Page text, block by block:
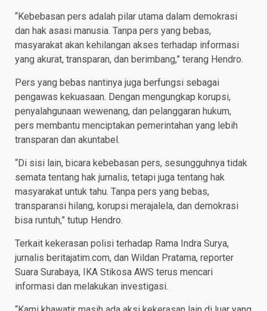
“Kebebasan pers adalah pilar utama dalam demokrasi
dan hak asasi manusia. Tanpa pers yang bebas,
masyarakat akan kehilangan akses terhadap informasi
yang akurat, transparan, dan berimbang,” terang Hendro.
Pers yang bebas nantinya juga berfungsi sebagai
pengawas kekuasaan. Dengan mengungkap korupsi,
penyalahgunaan wewenang, dan pelanggaran hukum,
pers membantu menciptakan pemerintahan yang lebih
transparan dan akuntabel.
“Di sisi lain, bicara kebebasan pers, sesungguhnya tidak
semata tentang hak jurnalis, tetapi juga tentang hak
masyarakat untuk tahu. Tanpa pers yang bebas,
transparansi hilang, korupsi merajalela, dan demokrasi
bisa runtuh,” tutup Hendro.
Terkait kekerasan polisi terhadap Rama Indra Surya,
jurnalis beritajatim.com, dan Wildan Pratama, reporter
Suara Surabaya, IKA Stikosa AWS terus mencari
informasi dan melakukan investigasi.